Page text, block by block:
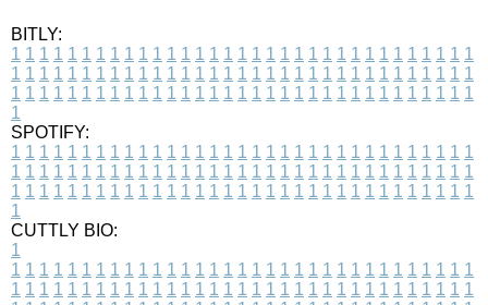
BITLY:
1 1 1 1 1 1 1 1 1 1 1 1 1 1 1 1 1 1 1 1 1 1 1 1 1 1 1 1 1 1 1 1 1
1 1 1 1 1 1 1 1 1 1 1 1 1 1 1 1 1 1 1 1 1 1 1 1 1 1 1 1 1 1 1 1 1
1 1 1 1 1 1 1 1 1 1 1 1 1 1 1 1 1 1 1 1 1 1 1 1 1 1 1 1 1 1 1 1 1
1
SPOTIFY:
1 1 1 1 1 1 1 1 1 1 1 1 1 1 1 1 1 1 1 1 1 1 1 1 1 1 1 1 1 1 1 1 1
1 1 1 1 1 1 1 1 1 1 1 1 1 1 1 1 1 1 1 1 1 1 1 1 1 1 1 1 1 1 1 1 1
1 1 1 1 1 1 1 1 1 1 1 1 1 1 1 1 1 1 1 1 1 1 1 1 1 1 1 1 1 1 1 1 1
1
CUTTLY BIO:
1
1 1 1 1 1 1 1 1 1 1 1 1 1 1 1 1 1 1 1 1 1 1 1 1 1 1 1 1 1 1 1 1 1
1 1 1 1 1 1 1 1 1 1 1 1 1 1 1 1 1 1 1 1 1 1 1 1 1 1 1 1 1 1 1 1 1